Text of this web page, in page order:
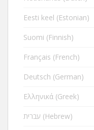
Eesti keel (Estonian)
Suomi (Finnish)
Français (French)
Deutsch (German)
Ελληνικά (Greek)
עברית (Hebrew)